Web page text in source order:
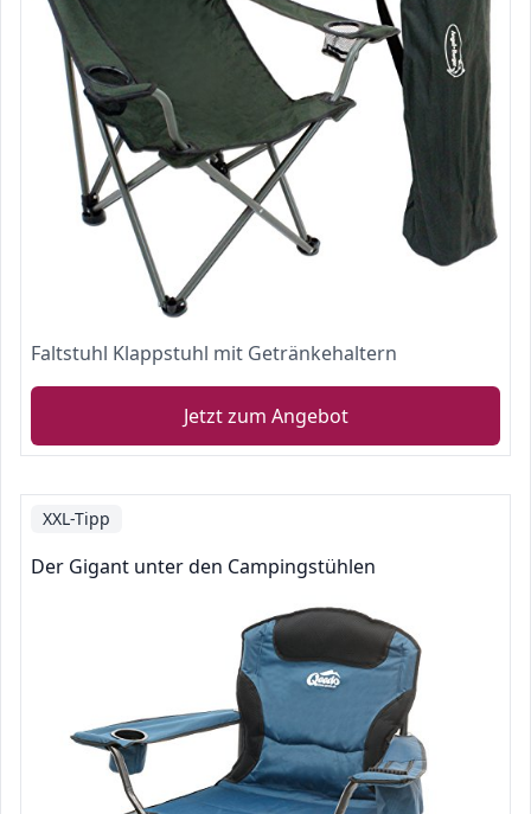
Faltstuhl Klappstuhl mit Getränkehaltern
Jetzt zum Angebot
XXL-Tipp
Der Gigant unter den Campingstühlen